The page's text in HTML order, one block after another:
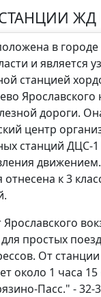
в городе
и является
станцией
Ярославского
дороги.
центр
станций ДЦС-
к 3
простых
От
около 1 часа
Пасс." - 32-